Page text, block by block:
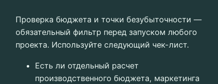
Проверка бюджета и точки безубыточности —
обязательный фильтр перед запуском любого
проекта. Используйте следующий чек-лист.
Есть ли отдельный расчет
производственного бюджета, маркетинга